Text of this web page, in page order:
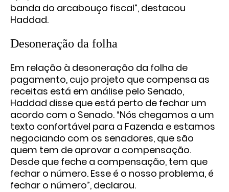
banda do arcabouço fiscal”, destacou
Haddad.
Desoneração da folha
Em relação à desoneração da folha de
pagamento, cujo projeto que compensa as
receitas está em análise pelo Senado,
Haddad disse que está perto de fechar um
acordo com o Senado. “Nós chegamos a um
texto confortável para a Fazenda e estamos
negociando com os senadores, que são
quem tem de aprovar a compensação.
Desde que feche a compensação, tem que
fechar o número. Esse é o nosso problema, é
fechar o número”, declarou.